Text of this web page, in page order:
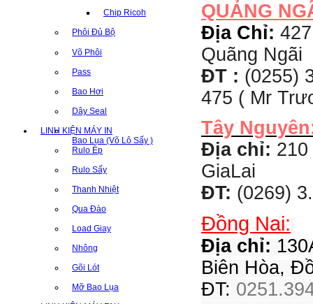
Chip Ricoh
Phôi Đủ Bộ
Võ Phôi
Pass
Bao Hơi
Dây Seal
LINH KIỆN MÁY IN
Bao Lụa (Võ Lô Sấy )
Rulo Ép
Rulo Sấy
Thanh Nhiệt
Qua Đào
Load Giay
Nhông
Gõi Lót
Mỡ Bao Lụa
QUẢNG
Địa Chỉ:
Quãng Ngãi
ĐT : (0255)
475 ( Mr
Tây
Địa chỉ:
GiaLai
ĐT: (0269)
Đồng Nai:
Địa chỉ:
Biên Hòa,
ĐT: